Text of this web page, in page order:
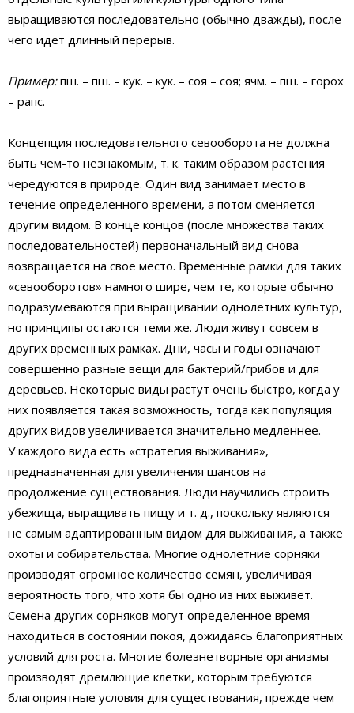
выращиваются последовательно (обычно дважды), после
чего идет длинный перерыв.
Пример:пш. – пш. – кук. – кук. – соя – соя; ячм. – пш. – горох
– рапс.
Концепция последовательного севооборота не должна
быть чем-то незнакомым, т. к. таким образом растения
чередуются в природе. Один вид занимает место в
течение определенного времени, а потом сменяется
другим видом. В конце концов (после множества таких
последовательностей) первоначальный вид снова
возвращается на свое место. Временные рамки для таких
«севооборотов» намного шире, чем те, которые обычно
подразумеваются при выращивании однолетних культур,
но принципы остаются теми же. Люди живут совсем в
других временных рамках. Дни, часы и годы означают
совершенно разные вещи для бактерий/грибов и для
деревьев. Некоторые виды растут очень быстро, когда у
них появляется такая возможность, тогда как популяция
других видов увеличивается значительно медленнее.
У каждого вида есть «стратегия выживания»,
предназначенная для увеличения шансов на
продолжение существования. Люди научились строить
убежища, выращивать пищу и т. д., поскольку являются
не самым адаптированным видом для выживания, а также
охоты и собирательства. Многие однолетние сорняки
производят огромное количество семян, увеличивая
вероятность того, что хотя бы одно из них выживет.
Семена других сорняков могут определенное время
находиться в состоянии покоя, дожидаясь благоприятных
условий для роста. Многие болезнетворные организмы
производят дремлющие клетки, которым требуются
благоприятные условия для существования, прежде чем